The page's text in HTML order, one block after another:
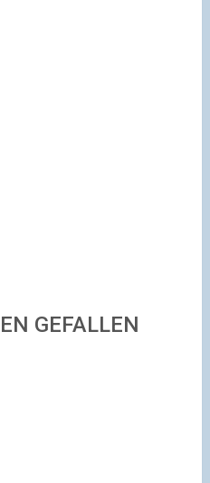
GEFALLEN